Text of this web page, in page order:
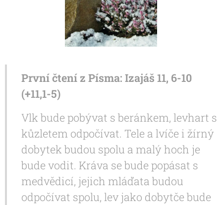
První čtení z Písma: Izajáš 11, 6-10
(+11,1-5)
Vlk bude pobývat s beránkem, levhart s
kůzletem odpočívat. Tele a lvíče i žírný
dobytek budou spolu a malý hoch je
bude vodit. Kráva se bude popásat s
medvědicí, jejich mláďata budou
odpočívat spolu, lev jako dobytče bude